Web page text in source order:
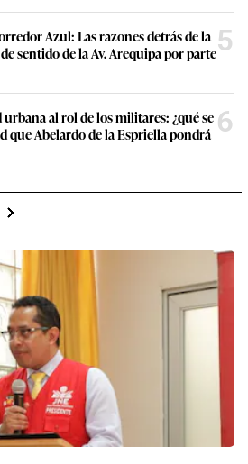
Azul: Las razones detrás de la
sentido de la Av. Arequipa por parte5
al rol de los militares: ¿qué se
que Abelardo de la Espriella pondrá 6